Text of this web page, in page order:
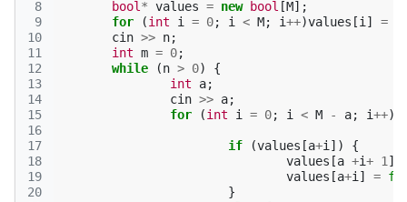
8
9
10
11
12
13
14
15
16
17
18
19
20
bool * values = new bool [M];
for
(int i = 0; i < M; i++)values [i ] =
cin >> n;
int m = 0;
while
(n > 0)
{
int
a;
cin >> a;
for
(int i = 0; i < M - a; i++)
if (values [a+i ])
{
values [a +i+ 1 ];
values [a+i ] =
}